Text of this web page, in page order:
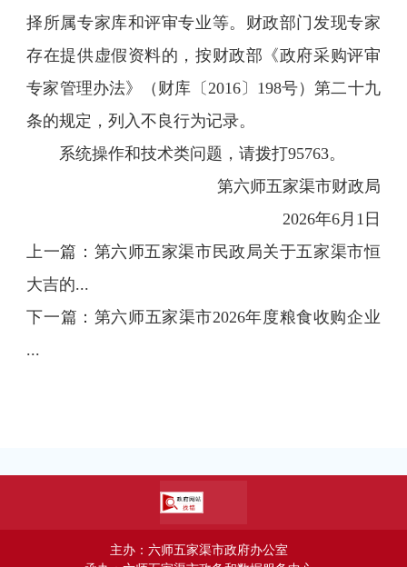
择所属专家库和评审专业等。财政部门发现专家
存在提供虚假资料的，按财政部《政府采购评审
专家管理办法》（财库〔2016〕198号）第二十九
条的规定，列入不良行为记录。
系统操作和技术类问题，请拨打95763。
第六师五家渠市财政局
2026年6月1日
上一篇： 第六师五家渠市民政局关于五家渠市恒
大吉的...
下一篇： 第六师五家渠市2026年度粮食收购企业
...
主办：六师五家渠市政府办公室